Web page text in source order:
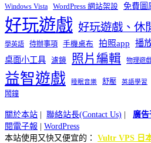
Windows Vista WordPress 網站架設 免費圖
好玩遊戲 好玩遊戲、休
學英語 待辦事項 手機桌布 拍照app 播
桌面小工具 濾鏡 照片編輯 物理遊
益智遊戲 睡眠音樂 舒壓 英語學習
鬧鐘
關於本站 聯絡站長(Contact Us) 廣
閱電子報
WordPress
本站使用又快又便宜的： Vultr VPS 日